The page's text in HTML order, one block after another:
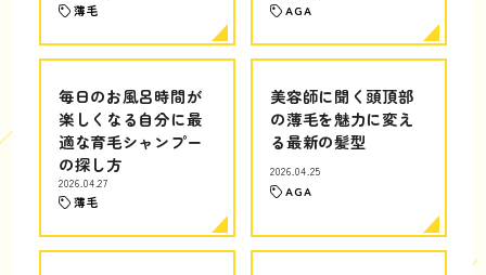
薄毛 AGA
毎日のお風呂時間が
楽しくなる自分に最
適な育毛シャンプー
の探し方
2026.04.27
薄毛
美容師に聞く頭頂部
の薄毛を魅力に変え
る最新の髪型
2026.04.25
AGA